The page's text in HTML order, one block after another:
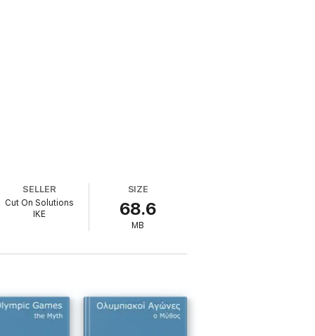
SELLER
Cut On Solutions
IKE
SIZE
68.6
MB